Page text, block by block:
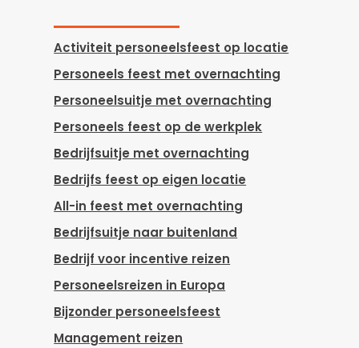
Activiteit personeelsfeest op locatie
Personeels feest met overnachting
Personeelsuitje met overnachting
Personeels feest op de werkplek
Bedrijfsuitje met overnachting
Bedrijfs feest op eigen locatie
All-in feest met overnachting
Bedrijfsuitje naar buitenland
Bedrijf voor incentive reizen
Personeelsreizen in Europa
Bijzonder personeelsfeest
Management reizen